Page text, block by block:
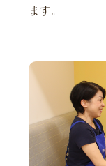
ます。